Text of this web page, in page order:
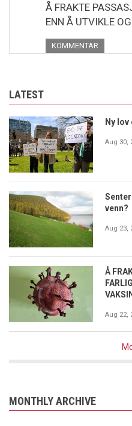
Å FRAKTE
ENN Å UTVIKLE
KOMMENTAR
LATEST
Ny
Aug 30,
venn?
Aug 23,
Å
Aug 22,
MONTHLY ARCHIVE